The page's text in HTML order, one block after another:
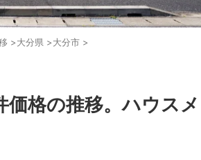
>大分県 >大分市 >
価格の推移。ハウスメ